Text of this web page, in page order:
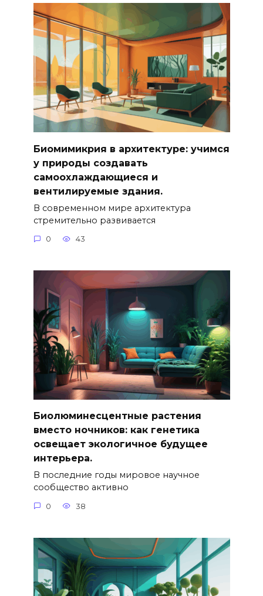
Биомимикрия в архитектуре: учимся
у природы создавать
самоохлаждающиеся и
вентилируемые здания.
В современном мире архитектура
стремительно развивается
0 43
Биолюминесцентные растения
вместо ночников: как генетика
освещает экологичное будущее
интерьера.
В последние годы мировое научное
сообщество активно
0 38